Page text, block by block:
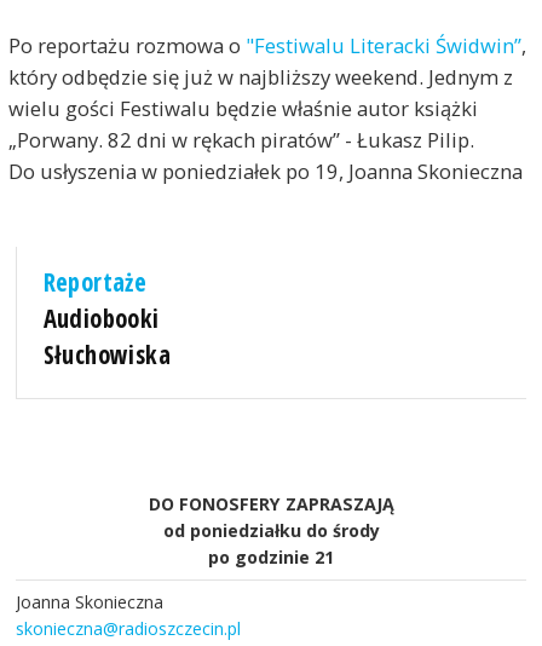
Po reportażu rozmowa o "Festiwalu Literacki Świdwin”,
który odbędzie się już w najbliższy weekend. Jednym z
wielu gości Festiwalu będzie właśnie autor książki
„Porwany. 82 dni w rękach piratów” - Łukasz Pilip.
Do usłyszenia w poniedziałek po 19, Joanna Skonieczna
Reportaże
Audiobooki
Słuchowiska
DO FONOSFERY ZAPRASZAJĄ
od poniedziałku do środy
po godzinie 21
Joanna Skonieczna
skonieczna@radioszczecin.pl